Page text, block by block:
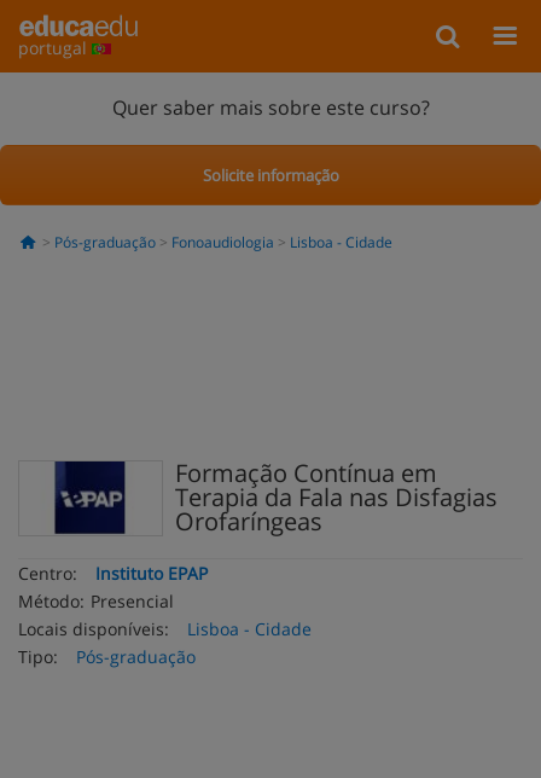
portugal
Quer saber mais sobre este curso?
Solicite informação
Pós-graduação Fonoaudiologia Lisboa - Cidade
Formação Contínua em
Terapia da Fala nas Disfagias
Orofaríngeas
Centro:
Instituto EPAP
Método: Presencial
Locais disponíveis:
Lisboa - Cidade
Tipo:
Pós-graduação